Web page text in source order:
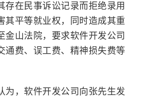
存在民事诉讼记录而拒绝录用
其平等就业权，同时造成其重
金山法院，要求软件开发公司
通费、误工费、精神损失费等
为，软件开发公司向张先生发